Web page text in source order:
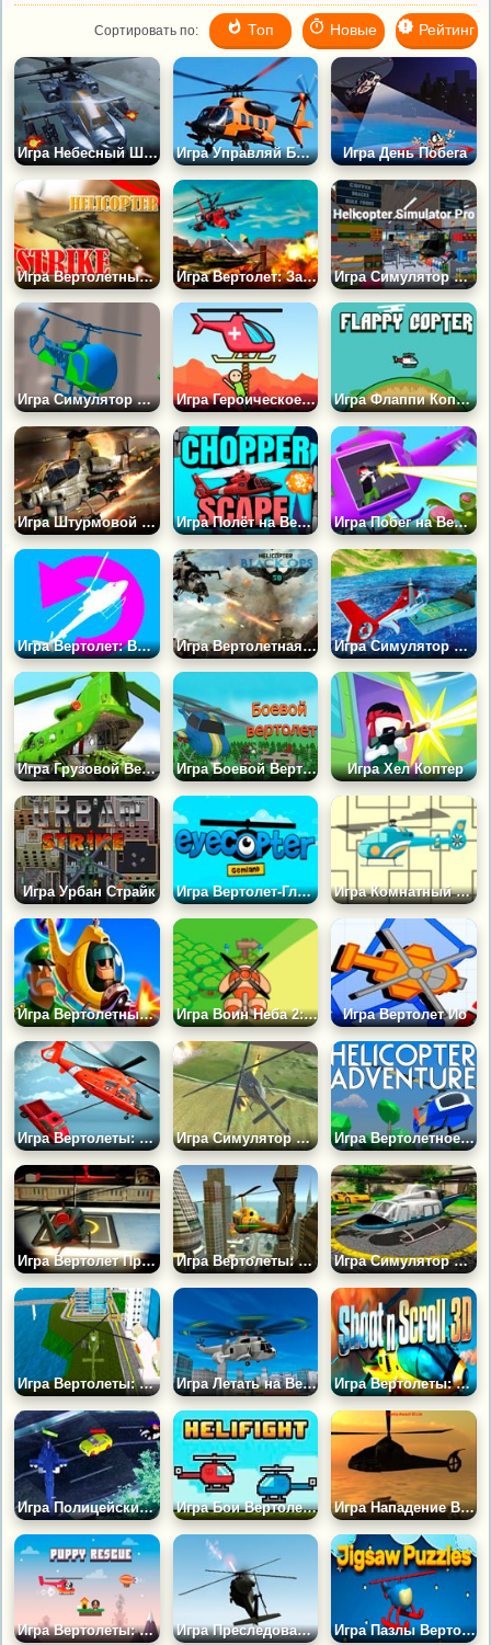
Сортировать по: Топ Новые Рейтинг
Игра Небесный Штурм Игра Управляй Боевым Вертолетом Игра День Побега
Игра Вертолетный Удар 2 Игра Вертолет: Защита Базы Игра Симулятор Вертолета Про
Игра Симулятор Вертолёта Игра Героическое Спасение на Вертолете Игра Флаппи Коптер 2
Игра Штурмовой Вертолет 3Д Игра Полёт на Вертушке Игра Побег на Вертолете
Игра Вертолет: Вызов Принят Игра Вертолетная Миссия: Блэк Опс 3Д Игра Симулятор Спасательного Вертолёта
Игра Грузовой Вертолет Армии США Игра Боевой Вертолет Игра Хел Коптер
Игра Урбан Страйк Игра Вертолет-Глаз: Жемчужные Земли Игра Комнатный Вертолет
Игра Вертолетный Удар Игра Воин Неба 2: Вторжение Игра Вертолет Ио
Игра Вертолеты: Спасательная Операция 2020 Игра Симулятор Боевого Вертолета 3Д Игра Вертолетное Приключение
Игра Вертолет Против Зомби Игра Вертолеты: Найти и Уничтожить Игра Симулятор Вертолета 3Д
Игра Вертолеты: Симулятор Парковки Игра Летать на Вертолете по Городу Игра Вертолеты: Стрельба 3Д
Игра Полицейский Вертолет Игра Бои Вертолетов на Двоих Игра Нападение Вооруженного Вертолета 3Д
Игра Вертолеты: Спасение Щенков Игра Преследование на Вертолете Игра Пазлы Вертолета